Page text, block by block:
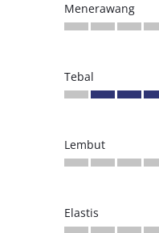
Menerawang
Tebal
Lembut
Elastis